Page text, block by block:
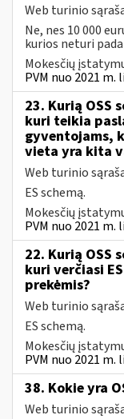
Web turinio
Ne, nes 10 000
kurios neturi
Mokesčių
PVM nuo 2021 m.
23. Kurią OSS
kuri teikia
gyventojams,
vieta yra kita
Web turinio
ES schemą.
Mokesčių
PVM nuo 2021 m.
22. Kurią OSS
kuri verčiasi
prekėmis?
Web turinio
ES schemą.
Mokesčių
PVM nuo 2021 m.
38. Kokie yra
Web turinio